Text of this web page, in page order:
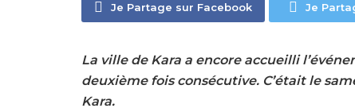
Je Partage sur Facebook Je
La ville de Kara a encore accueilli
deuxième fois consécutive. C’était le
Kara.